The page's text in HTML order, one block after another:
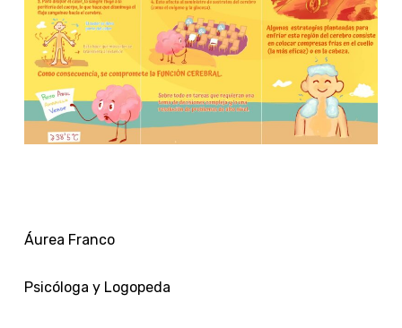
Áurea Franco
Psicóloga y Logopeda